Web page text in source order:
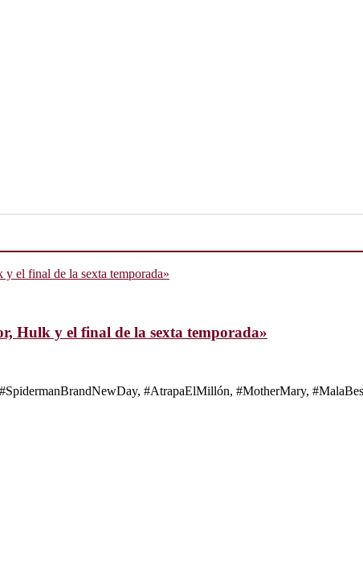
Hulk y el final de la sexta temporada»
#SpidermanBrandNewDay, #AtrapaElMillón, #MotherMary,